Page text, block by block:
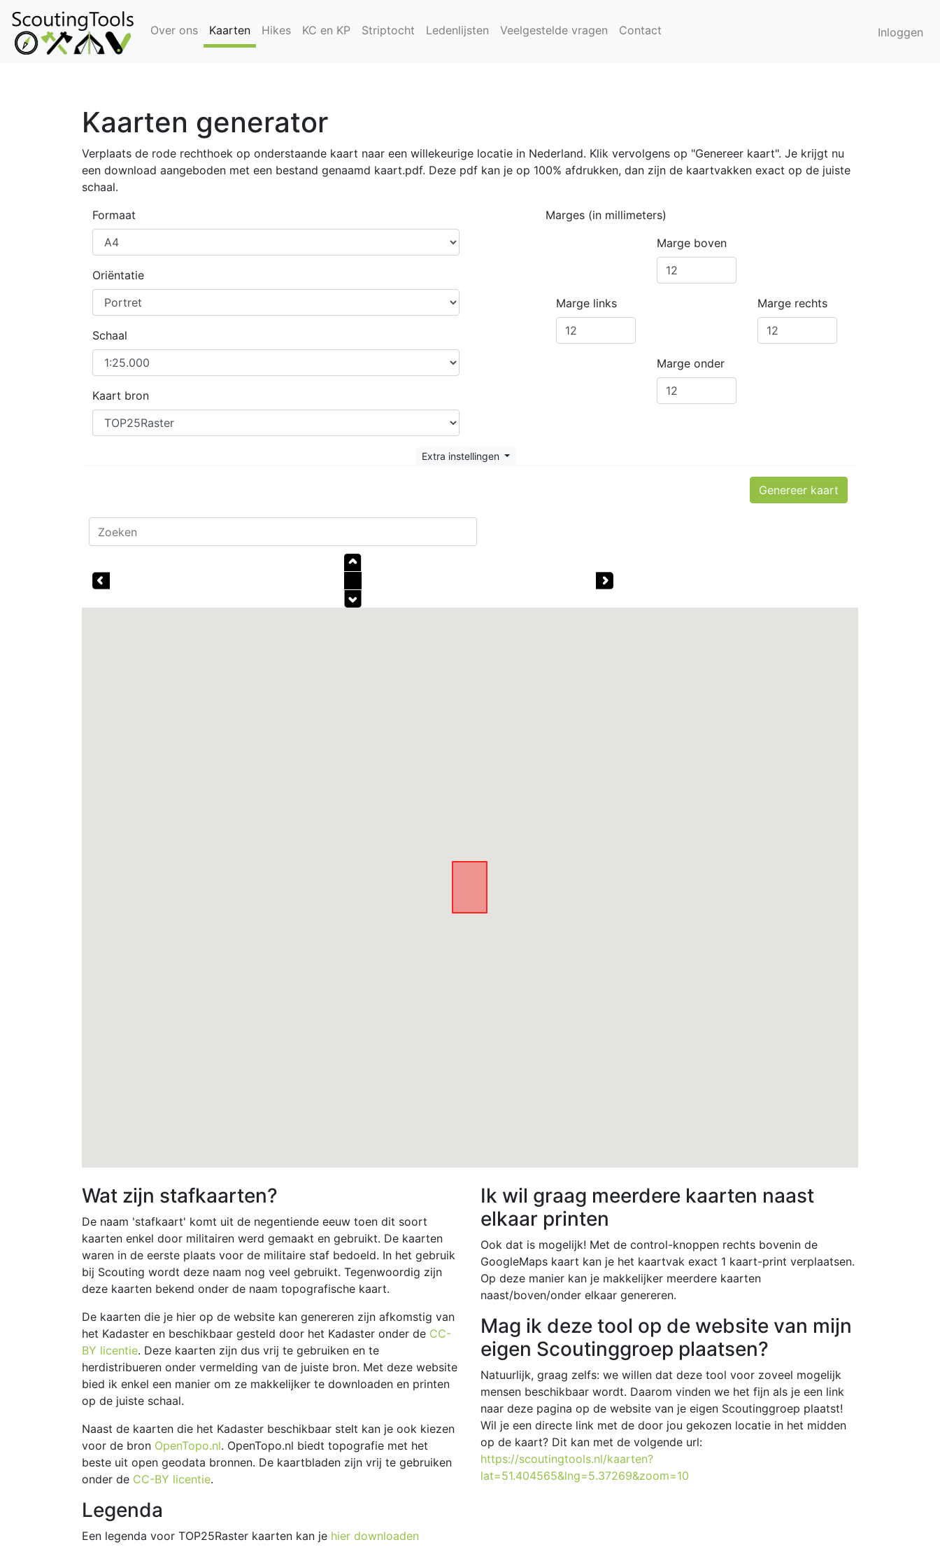
Over ons Kaarten Hikes KC en KP Striptocht Ledenlijsten Veelgestelde vragen Contact Inloggen
Kaarten generator
Verplaats de rode rechthoek op onderstaande kaart naar een willekeurige locatie in Nederland. Klik vervolgens op "Genereer kaart". Je krijgt nu
een download aangeboden met een bestand genaamd kaart.pdf. Deze pdf kan je op 100% afdrukken, dan zijn de kaartvakken exact op de juiste
schaal.
Formaat
Oriëntatie
Schaal
Kaart bron
Marges (in millimeters)
Marge boven
Marge links Marge rechts
Marge onder
Extra instellingen
Genereer kaart
Wat zijn stafkaarten?
De naam 'stafkaart' komt uit de negentiende eeuw toen dit soort
kaarten enkel door militairen werd gemaakt en gebruikt. De kaarten
waren in de eerste plaats voor de militaire staf bedoeld. In het gebruik
bij Scouting wordt deze naam nog veel gebruikt. Tegenwoordig zijn
deze kaarten bekend onder de naam topografische kaart.
De kaarten die je hier op de website kan genereren zijn afkomstig van
het Kadaster en beschikbaar gesteld door het Kadaster onder de CC-
BY licentie. Deze kaarten zijn dus vrij te gebruiken en te
herdistribueren onder vermelding van de juiste bron. Met deze website
bied ik enkel een manier om ze makkelijker te downloaden en printen
op de juiste schaal.
Naast de kaarten die het Kadaster beschikbaar stelt kan je ook kiezen
voor de bron OpenTopo.nl. OpenTopo.nl biedt topografie met het
beste uit open geodata bronnen. De kaartbladen zijn vrij te gebruiken
onder de CC-BY licentie.
Legenda
Een legenda voor TOP25Raster kaarten kan je hier downloaden
Ik wil graag meerdere kaarten naast
elkaar printen
Ook dat is mogelijk! Met de control-knoppen rechts bovenin de
GoogleMaps kaart kan je het kaartvak exact 1 kaart-print verplaatsen.
Op deze manier kan je makkelijker meerdere kaarten
naast/boven/onder elkaar genereren.
Mag ik deze tool op de website van mijn
eigen Scoutinggroep plaatsen?
Natuurlijk, graag zelfs: we willen dat deze tool voor zoveel mogelijk
mensen beschikbaar wordt. Daarom vinden we het fijn als je een link
naar deze pagina op de website van je eigen Scoutinggroep plaatst!
Wil je een directe link met de door jou gekozen locatie in het midden
op de kaart? Dit kan met de volgende url:
https://scoutingtools.nl/kaarten?
lat=51.404565&lng=5.37269&zoom=10